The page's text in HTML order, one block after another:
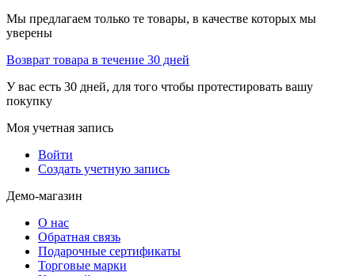
Мы предлагаем только те товары, в качестве которых мы
уверены
Возврат товара в течение 30 дней
У вас есть 30 дней, для того чтобы протестировать вашу
покупку
Моя учетная запись
Войти
Создать учетную запись
Демо-магазин
О нас
Обратная связь
Подарочные сертификаты
Торговые марки